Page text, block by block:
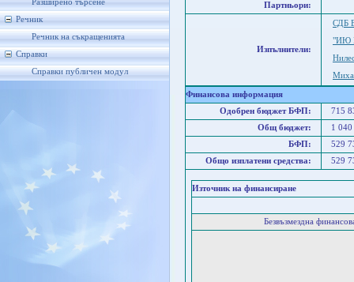
Разширено търсене
Речник
Речник на съкращенията
Справки
Справки публичен модул
Партньори:
Изпълнители:
СДБ
"ИЮ
Финансова информация
Одобрен бюджет БФП:
715
Общ бюджет:
1
БФП:
529
Общо изплатени средства:
529
Източник на финансиране
Безвъзмездна